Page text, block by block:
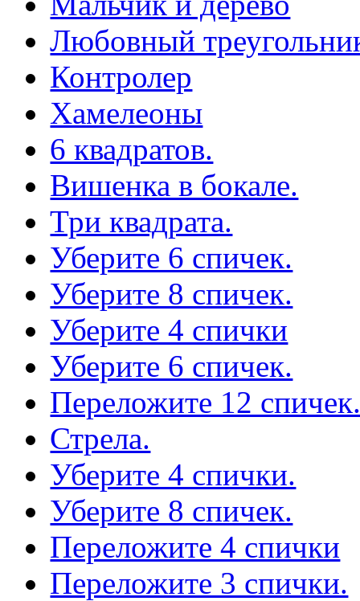
Любовный
Контролер
Хамелеоны
6 квадратов.
Вишенка в бокале.
Три квадрата.
Уберите 6 спичек.
Уберите 8 спичек.
Уберите 4 спички
Уберите 6 спичек.
Переложите 12
Стрела.
Уберите 4 спички.
Уберите 8 спичек.
Переложите 4 спички
Переложите 3 спички.